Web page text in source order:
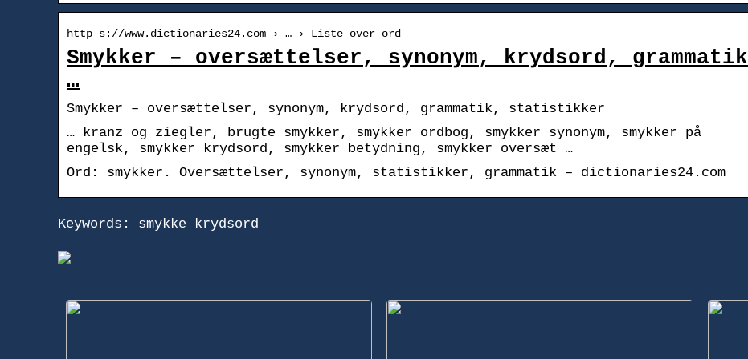
http s://www.dictionaries24.com › … › Liste over ord
Smykker – oversættelser, synonym, krydsord, grammatik
…
Smykker – oversættelser, synonym, krydsord, grammatik, statistikker
… kranz og ziegler, brugte smykker, smykker ordbog, smykker synonym, smykker på
engelsk, smykker krydsord, smykker betydning, smykker oversæt …
Ord: smykker. Oversættelser, synonym, statistikker, grammatik – dictionaries24.com
Keywords: smykke krydsord